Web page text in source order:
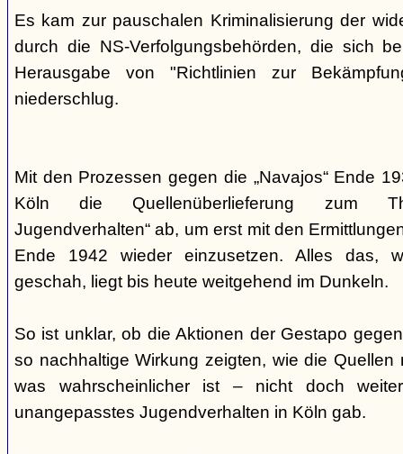
Es kam zur pauschalen Kriminalisierung der
durch die NS-Verfolgungsbehörden, die sich
Herausgabe von "Richtlinien zur
niederschlug.
Mit den Prozessen gegen die „Navajos“ Ende
Köln die Quellenüberlieferung zum
Jugendverhalten“ ab, um erst mit den
Ende 1942 wieder einzusetzen. Alles das,
geschah, liegt bis heute weitgehend im Dunkeln.
So ist unklar, ob die Aktionen der Gestapo
so nachhaltige Wirkung zeigten, wie die
was wahrscheinlicher ist – nicht doch
unangepasstes Jugendverhalten in Köln gab.